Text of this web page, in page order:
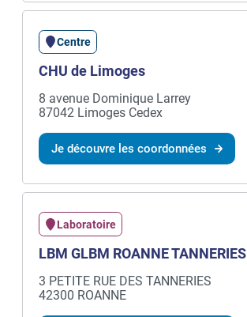
Centre
CHU de Limoges
8 avenue Dominique Larrey
87042 Limoges Cedex
Je découvre les coordonnées
Laboratoire
LBM GLBM ROANNE TANNERIES
3 PETITE RUE DES TANNERIES
42300 ROANNE